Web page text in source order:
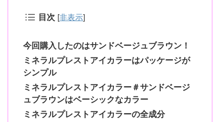
目次 [非表示]
今回購入したのはサンドベージュブラウン！
ミネラルプレストアイカラーはパッケージが
シンプル
ミネラルプレストアイカラー＃サンドベージ
ュブラウンはベーシックなカラー
ミネラルプレストアイカラーの全成分